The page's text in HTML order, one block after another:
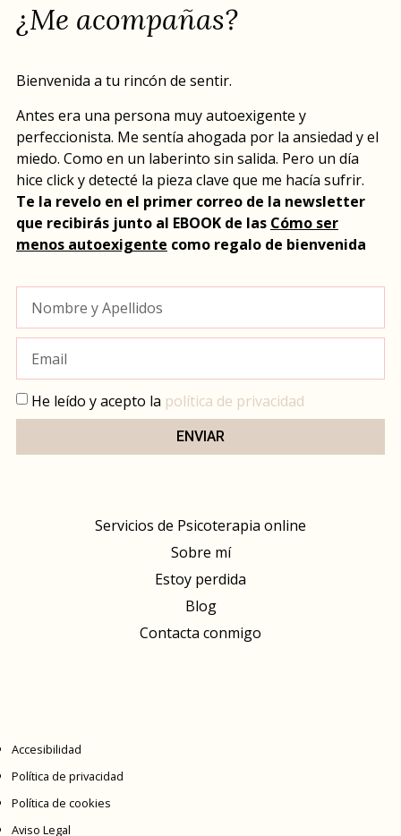
¿Me acompañas?
Bienvenida a tu rincón de sentir.
Antes era una persona muy autoexigente y
perfeccionista. Me sentía ahogada por la ansiedad y el
miedo. Como en un laberinto sin salida. Pero un día
hice click y detecté la pieza clave que me hacía sufrir.
Te la revelo en el primer correo de la newsletter
que recibirás junto al EBOOK de las Cómo ser
menos autoexigente como regalo de bienvenida
He leído y acepto la política de privacidad
ENVIAR
Servicios de Psicoterapia online
Sobre mí
Estoy perdida
Blog
Contacta conmigo
Accesibilidad
Política de privacidad
Política de cookies
Aviso Legal